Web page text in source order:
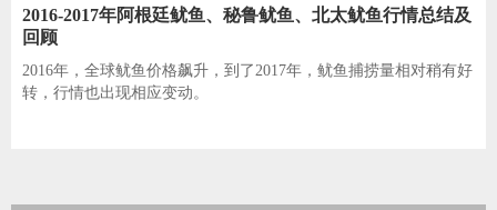
2016-2017年阿根廷鱿鱼、秘鲁鱿鱼、北太鱿鱼行情总结及
回顾
2016年，全球鱿鱼价格飙升，到了2017年，鱿鱼捕捞量相对稍有好
转，行情也出现相应变动。